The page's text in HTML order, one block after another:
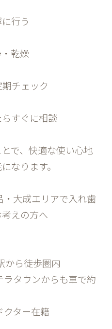
行う
乾燥
チェック
すぐに相談
で、快適な使い心地
なります。
大成エリアで入れ歯
えの方へ
から徒歩圏内
ラタウンからも車で約
クター在籍